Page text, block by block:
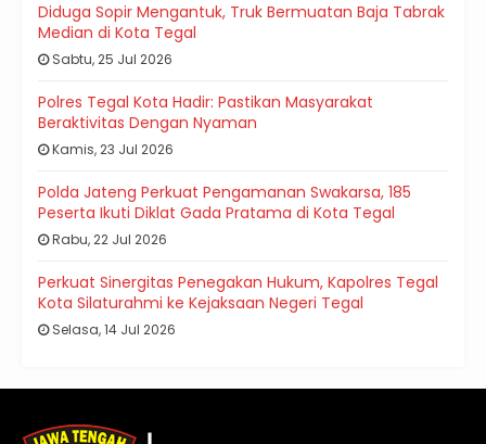
Diduga Sopir Mengantuk, Truk Bermuatan Baja Tabrak
Median di Kota Tegal
Sabtu, 25 Jul 2026
Polres Tegal Kota Hadir: Pastikan Masyarakat
Beraktivitas Dengan Nyaman
Kamis, 23 Jul 2026
Polda Jateng Perkuat Pengamanan Swakarsa, 185
Peserta Ikuti Diklat Gada Pratama di Kota Tegal
Rabu, 22 Jul 2026
Perkuat Sinergitas Penegakan Hukum, Kapolres Tegal
Kota Silaturahmi ke Kejaksaan Negeri Tegal
Selasa, 14 Jul 2026